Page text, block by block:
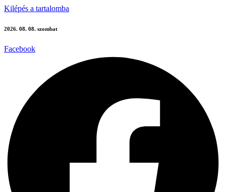
Kilépés a tartalomba
2026. 08. 08. szombat
Facebook